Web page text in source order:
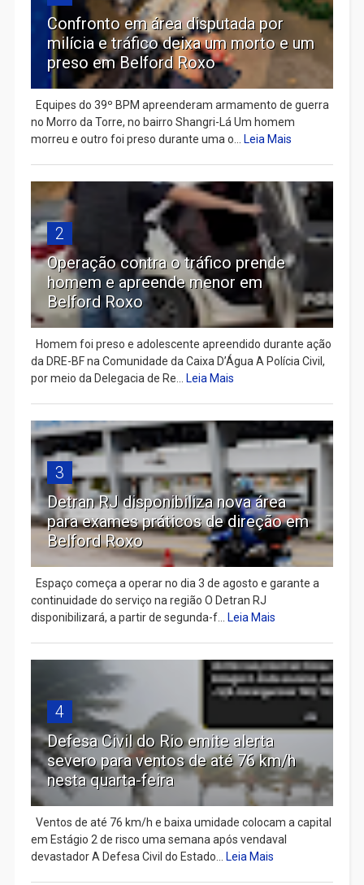
Confronto em área disputada por
milícia e tráfico deixa um morto e um
preso em Belford Roxo
Equipes do 39º BPM apreenderam armamento de guerra
no Morro da Torre, no bairro Shangri-Lá Um homem
morreu e outro foi preso durante uma o...
Leia Mais
2
Operação contra o tráfico prende
homem e apreende menor em
Belford Roxo
Homem foi preso e adolescente apreendido durante ação
da DRE-BF na Comunidade da Caixa D’Água A Polícia Civil,
por meio da Delegacia de Re...
Leia Mais
3
Detran RJ disponibiliza nova área
para exames práticos de direção em
Belford Roxo
Espaço começa a operar no dia 3 de agosto e garante a
continuidade do serviço na região O Detran RJ
disponibilizará, a partir de segunda-f...
Leia Mais
4
Defesa Civil do Rio emite alerta
severo para ventos de até 76 km/h
nesta quarta-feira
Ventos de até 76 km/h e baixa umidade colocam a capital
em Estágio 2 de risco uma semana após vendaval
devastador A Defesa Civil do Estado...
Leia Mais